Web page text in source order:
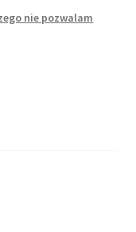
nie pozwalam